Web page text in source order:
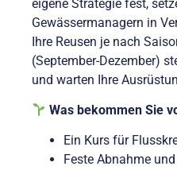
eigene Strategie fest,
Gewässermanagern in
Ihre Reusen je nach
(September-Dezember)
und warten Ihre
Was bekommen Sie
Ein Kurs für
Feste Abnahme